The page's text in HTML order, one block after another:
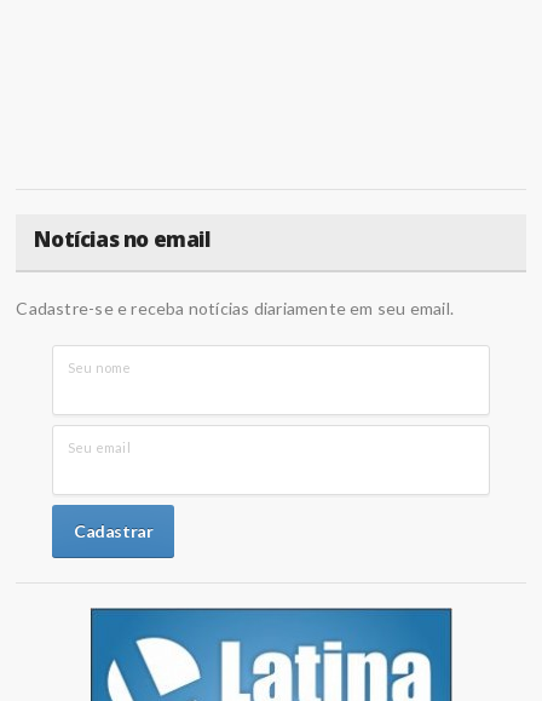
Notícias no email
Cadastre-se e receba notícias diariamente em seu email.
Seu nome
Seu email